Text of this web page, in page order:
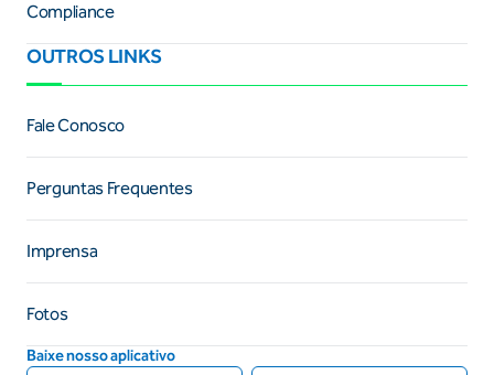
Compliance
OUTROS LINKS
Fale Conosco
Perguntas Frequentes
Imprensa
Fotos
Baixe nosso aplicativo